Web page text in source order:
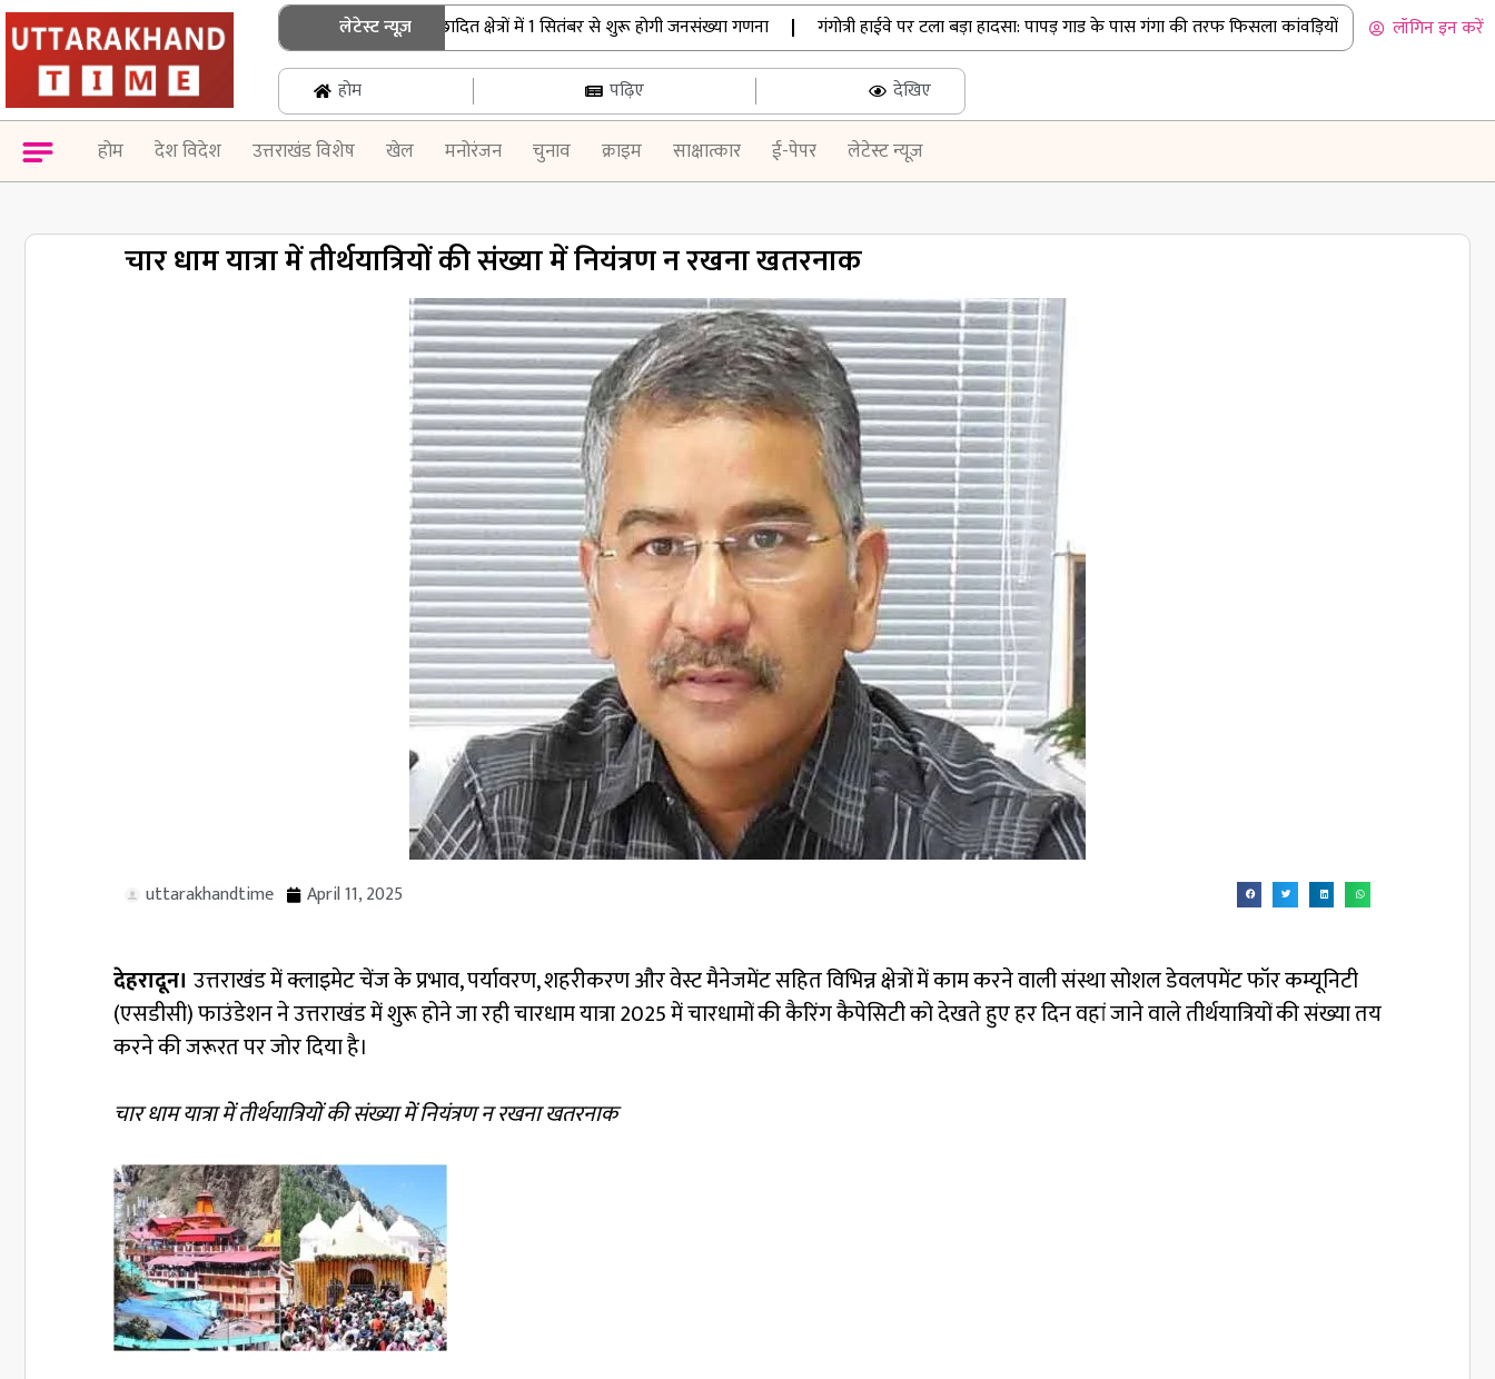
लेटेस्ट न्यूज़
उत्तराखंड में जनगणना की तैयारी तेज, हिमाच्छादित क्षेत्रों में 1 सितंबर से शुरू होगी जनसंख्या गणना | गंगोत्री हाईवे पर टला बड़ा हादसा: पापड़ गाड के पास गंगा की तरफ फिसला कांवड़ियों से भरा पिकअप |
लॉगिन इन करें
होम पढ़िए देखिए
होम देश विदेश उत्तराखंड विशेष खेल मनोरंजन चुनाव क्राइम साक्षात्कार ई-पेपर लेटेस्ट न्यूज़
चार धाम यात्रा में तीर्थयात्रियों की संख्या में नियंत्रण न रखना खतरनाक
uttarakhandtime April 11, 2025
देहरादून। उत्तराखंड में क्लाइमेट चेंज के प्रभाव, पर्यावरण, शहरीकरण और वेस्ट मैनेजमेंट सहित विभिन्न क्षेत्रों में काम करने वाली संस्था सोशल डेवलपमेंट फॉर कम्यूनिटी
(एसडीसी) फाउंडेशन ने उत्तराखंड में शुरू होने जा रही चारधाम यात्रा 2025 में चारधामों की कैरिंग कैपेसिटी को देखते हुए हर दिन वहां जाने वाले तीर्थयात्रियों की संख्या तय
करने की जरूरत पर जोर दिया है।
चार धाम यात्रा में तीर्थयात्रियों की संख्या में नियंत्रण न रखना खतरनाक